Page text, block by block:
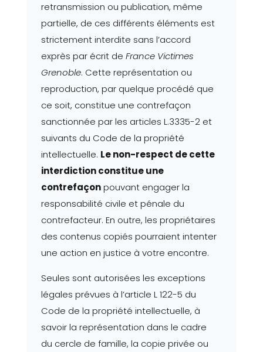
retransmission ou publication, même
partielle, de ces différents éléments est
strictement interdite sans l’accord
exprès par écrit de France Victimes
Grenoble. Cette représentation ou
reproduction, par quelque procédé que
ce soit, constitue une contrefaçon
sanctionnée par les articles L.3335-2 et
suivants du Code de la propriété
intellectuelle. Le non-respect de cette
interdiction constitue une
contrefaçonpouvant engager la
responsabilité civile et pénale du
contrefacteur. En outre, les propriétaires
des contenus copiés pourraient intenter
une action en justice à votre encontre.
Seules sont autorisées les exceptions
légales prévues à l’article L 122-5 du
Code de la propriété intellectuelle, à
savoir la représentation dans le cadre
du cercle de famille, la copie privée ou